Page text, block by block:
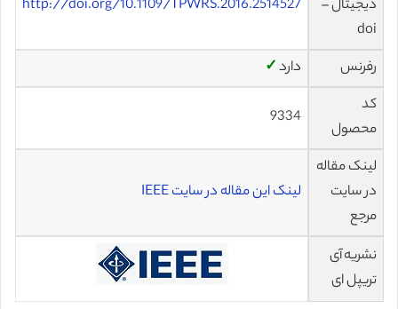
دیجیتال –
doi
http://doi.org/10.1109/TPWRS.2016.2514527
رفرنس دارد✓
کد
محصول
9334
لینک مقاله
در سایت
مرجع
لینک این مقاله در سایت IEEE
نشریه آی
تریپل ای